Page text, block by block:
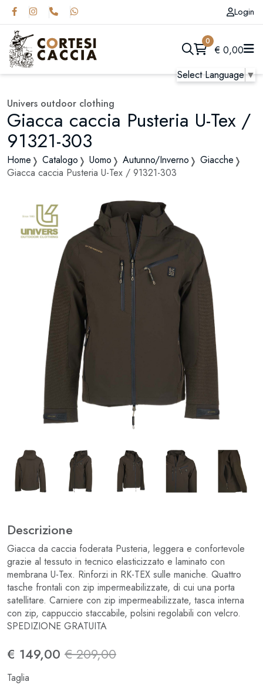
Select Language▼
Login
0
€ 0,00
Univers outdoor clothing
Giacca caccia Pusteria U-Tex /
91321-303
Home Catalogo Uomo Autunno/Inverno
Giacche
Giacca caccia Pusteria U-Tex / 91321-303
Descrizione
Giacca da caccia foderata Pusteria, leggera e confortevole
grazie al tessuto in tecnico elasticizzato e laminato con
membrana U-Tex. Rinforzi in RK-TEX sulle maniche. Quattro
tasche frontali con zip impermeabilizzate, di cui una porta
satellitare. Carniere con zip impermeabilizzate, tasca interna
con zip, cappuccio staccabile, polsini regolabili con velcro.
SPEDIZIONE GRATUITA
€ 149,00 € 209,00
Taglia